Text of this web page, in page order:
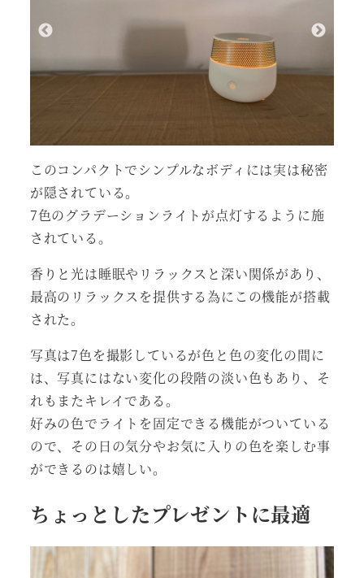
このコンパクトでシンプルなボディには実は秘密
が隠されている。
7色のグラデーションライトが点灯するように施
されている。
香りと光は睡眠やリラックスと深い関係があり、
最高のリラックスを提供する為にこの機能が搭載
された。
写真は7色を撮影しているが色と色の変化の間に
は、写真にはない変化の段階の淡い色もあり、そ
れもまたキレイである。
好みの色でライトを固定できる機能がついている
ので、その日の気分やお気に入りの色を楽しむ事
ができるのは嬉しい。
ちょっとしたプレゼントに最適